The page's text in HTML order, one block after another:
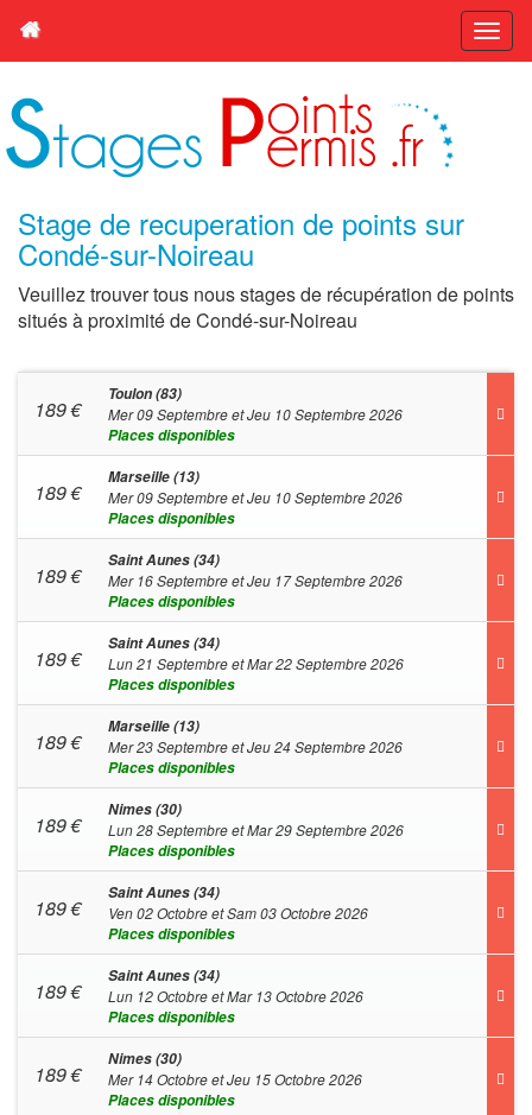
Stage de recuperation de points sur
Condé-sur-Noireau
Veuillez trouver tous nous stages de récupération de points
situés à proximité de Condé-sur-Noireau
189€
Toulon (83)
Mer 09 Septembre et Jeu 10 Septembre 2026
Places disponibles
189€
Marseille (13)
Mer 09 Septembre et Jeu 10 Septembre 2026
Places disponibles
189€
Saint Aunes (34)
Mer 16 Septembre et Jeu 17 Septembre 2026
Places disponibles
189€
Saint Aunes (34)
Lun 21 Septembre et Mar 22 Septembre 2026
Places disponibles
189€
Marseille (13)
Mer 23 Septembre et Jeu 24 Septembre 2026
Places disponibles
189€
Nimes (30)
Lun 28 Septembre et Mar 29 Septembre 2026
Places disponibles
189€
Saint Aunes (34)
Ven 02 Octobre et Sam 03 Octobre 2026
Places disponibles
189€
Saint Aunes (34)
Lun 12 Octobre et Mar 13 Octobre 2026
Places disponibles
189€
Nimes (30)
Mer 14 Octobre et Jeu 15 Octobre 2026
Places disponibles